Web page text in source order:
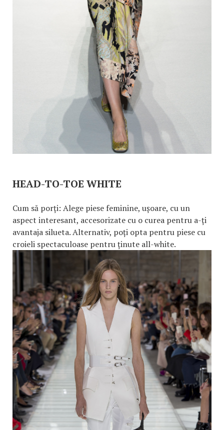
HEAD-TO-TOE WHITE
Cum să porți: Alege piese feminine, ușoare, cu un
aspect interesant, accesorizate cu o curea pentru a-ți
avantaja silueta. Alternativ, poți opta pentru piese cu
croieli spectaculoase pentru ținute all-white.